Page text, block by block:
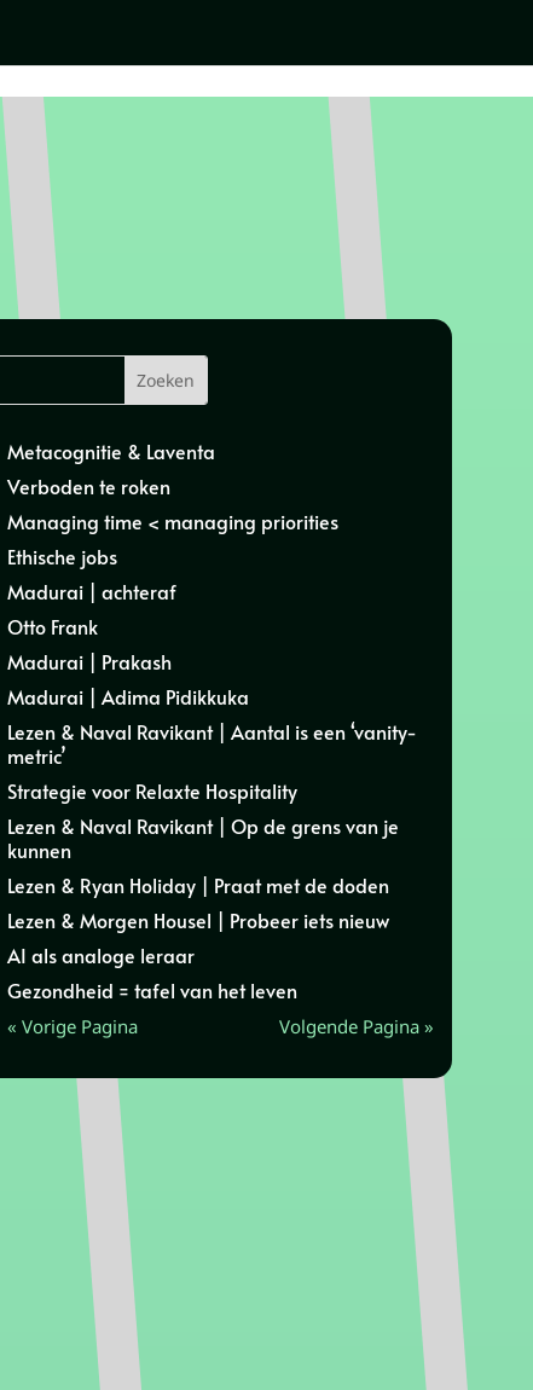
Metacognitie & Laventa
Verboden te roken
Managing time < managing priorities
Ethische jobs
Madurai | achteraf
Otto Frank
Madurai | Prakash
Madurai | Adima Pidikkuka
Lezen & Naval Ravikant | Aantal is een ‘vanity-
metric’
Strategie voor Relaxte Hospitality
Lezen & Naval Ravikant | Op de grens van je
kunnen
Lezen & Ryan Holiday | Praat met de doden
Lezen & Morgen Housel | Probeer iets nieuw
AI als analoge leraar
Gezondheid = tafel van het leven
« Vorige Pagina Volgende Pagina »